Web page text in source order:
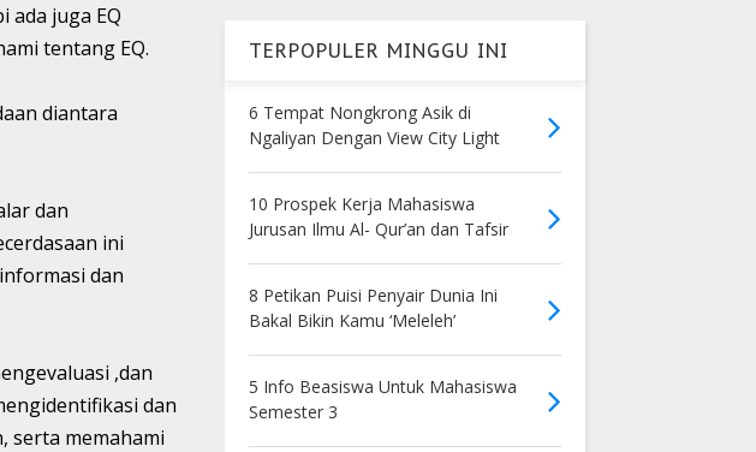
ada juga EQ
tentang EQ.
diantara
dan
ini
dan
,dan
dan
serta memahami
TERPOPULER MINGGU INI
6 Tempat Nongkrong Asik di
Ngaliyan Dengan View City Light
10 Prospek Kerja Mahasiswa
Jurusan Ilmu Al- Qur’an dan Tafsir
8 Petikan Puisi Penyair Dunia Ini
Bakal Bikin Kamu ‘Meleleh’
5 Info Beasiswa Untuk Mahasiswa
Semester 3